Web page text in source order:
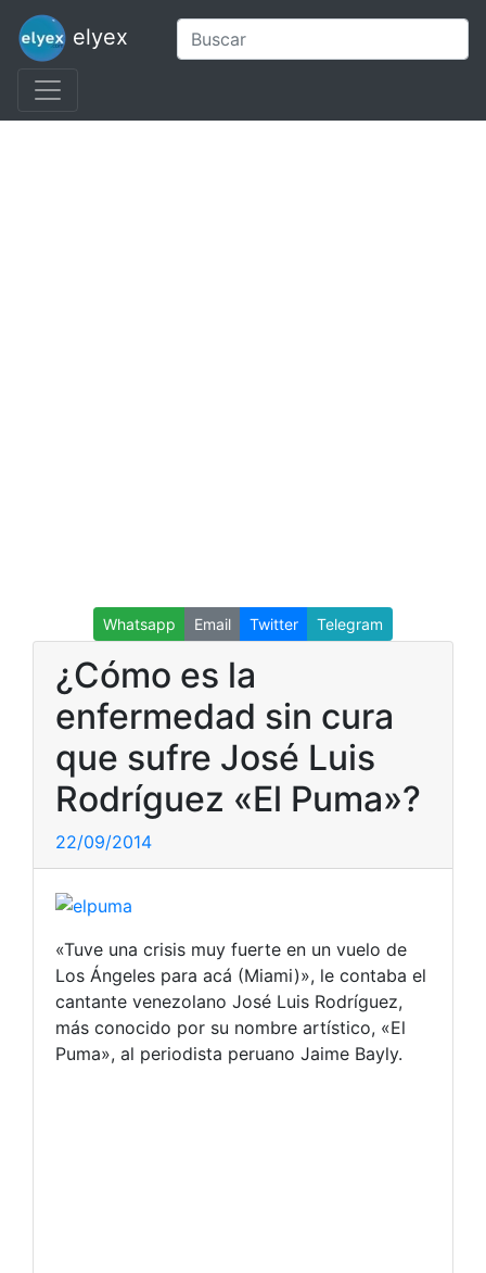
elyex
Whatsapp Email Twitter Telegram
¿Cómo es la
enfermedad sin cura
que sufre José Luis
Rodríguez «El Puma»?
22/09/2014
«Tuve una crisis muy fuerte en un vuelo de
Los Ángeles para acá (Miami)», le contaba el
cantante venezolano José Luis Rodríguez,
más conocido por su nombre artístico, «El
Puma», al periodista peruano Jaime Bayly.